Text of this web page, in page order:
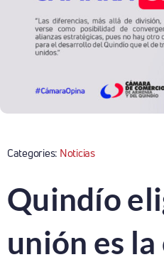
Categories: Noticias
Quindío
unión es